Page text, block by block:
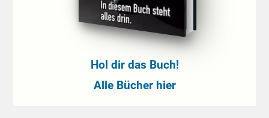
Hol dir das Buch!
Alle Bücher hier